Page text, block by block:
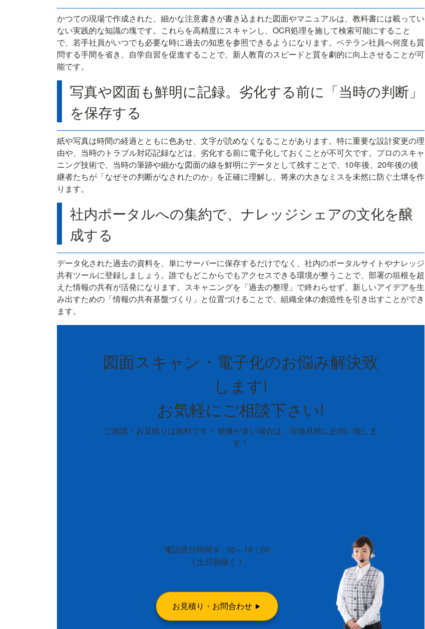
かつての現場で作成された、細かな注意書きが書き込まれた図面やマニュアルは、教科書には載ってい
ない実践的な知識の塊です。これらを高精度にスキャンし、OCR処理を施して検索可能にすること
で、若手社員がいつでも必要な時に過去の知恵を参照できるようになります。ベテラン社員へ何度も質
問する手間を省き、自学自習を促進することで、新人教育のスピードと質を劇的に向上させることが可
能です。
写真や図面も鮮明に記録。劣化する前に「当時の判断」
を保存する
紙や写真は時間の経過とともに色あせ、文字が読めなくなることがあります。特に重要な設計変更の理
由や、当時のトラブル対応記録などは、劣化する前に電子化しておくことが不可欠です。プロのスキャ
ニング技術で、当時の筆跡や細かな図面の線を鮮明にデータとして残すことで、10年後、20年後の後
継者たちが「なぜその判断がなされたのか」を正確に理解し、将来の大きなミスを未然に防ぐ土壌を作
ります。
社内ポータルへの集約で、ナレッジシェアの文化を醸
成する
データ化された過去の資料を、単にサーバーに保存するだけでなく、社内のポータルサイトやナレッジ
共有ツールに登録しましょう。誰でもどこからでもアクセスできる環境が整うことで、部署の垣根を超
えた情報の共有が活発になります。スキャニングを「過去の整理」で終わらせず、新しいアイデアを生
み出すための「情報の共有基盤づくり」と位置づけることで、組織全体の創造性を引き出すことができ
ます。
図面スキャン・電子化のお悩み解決致
します!
お気軽にご相談下さい!
ご相談・お見積りは無料です！ 物量が多い場合は、 現地見積にお伺い致しま
す！
電話受付時間 9：00～18：00
( 土日祝除く )
お見積り・お問合わせ